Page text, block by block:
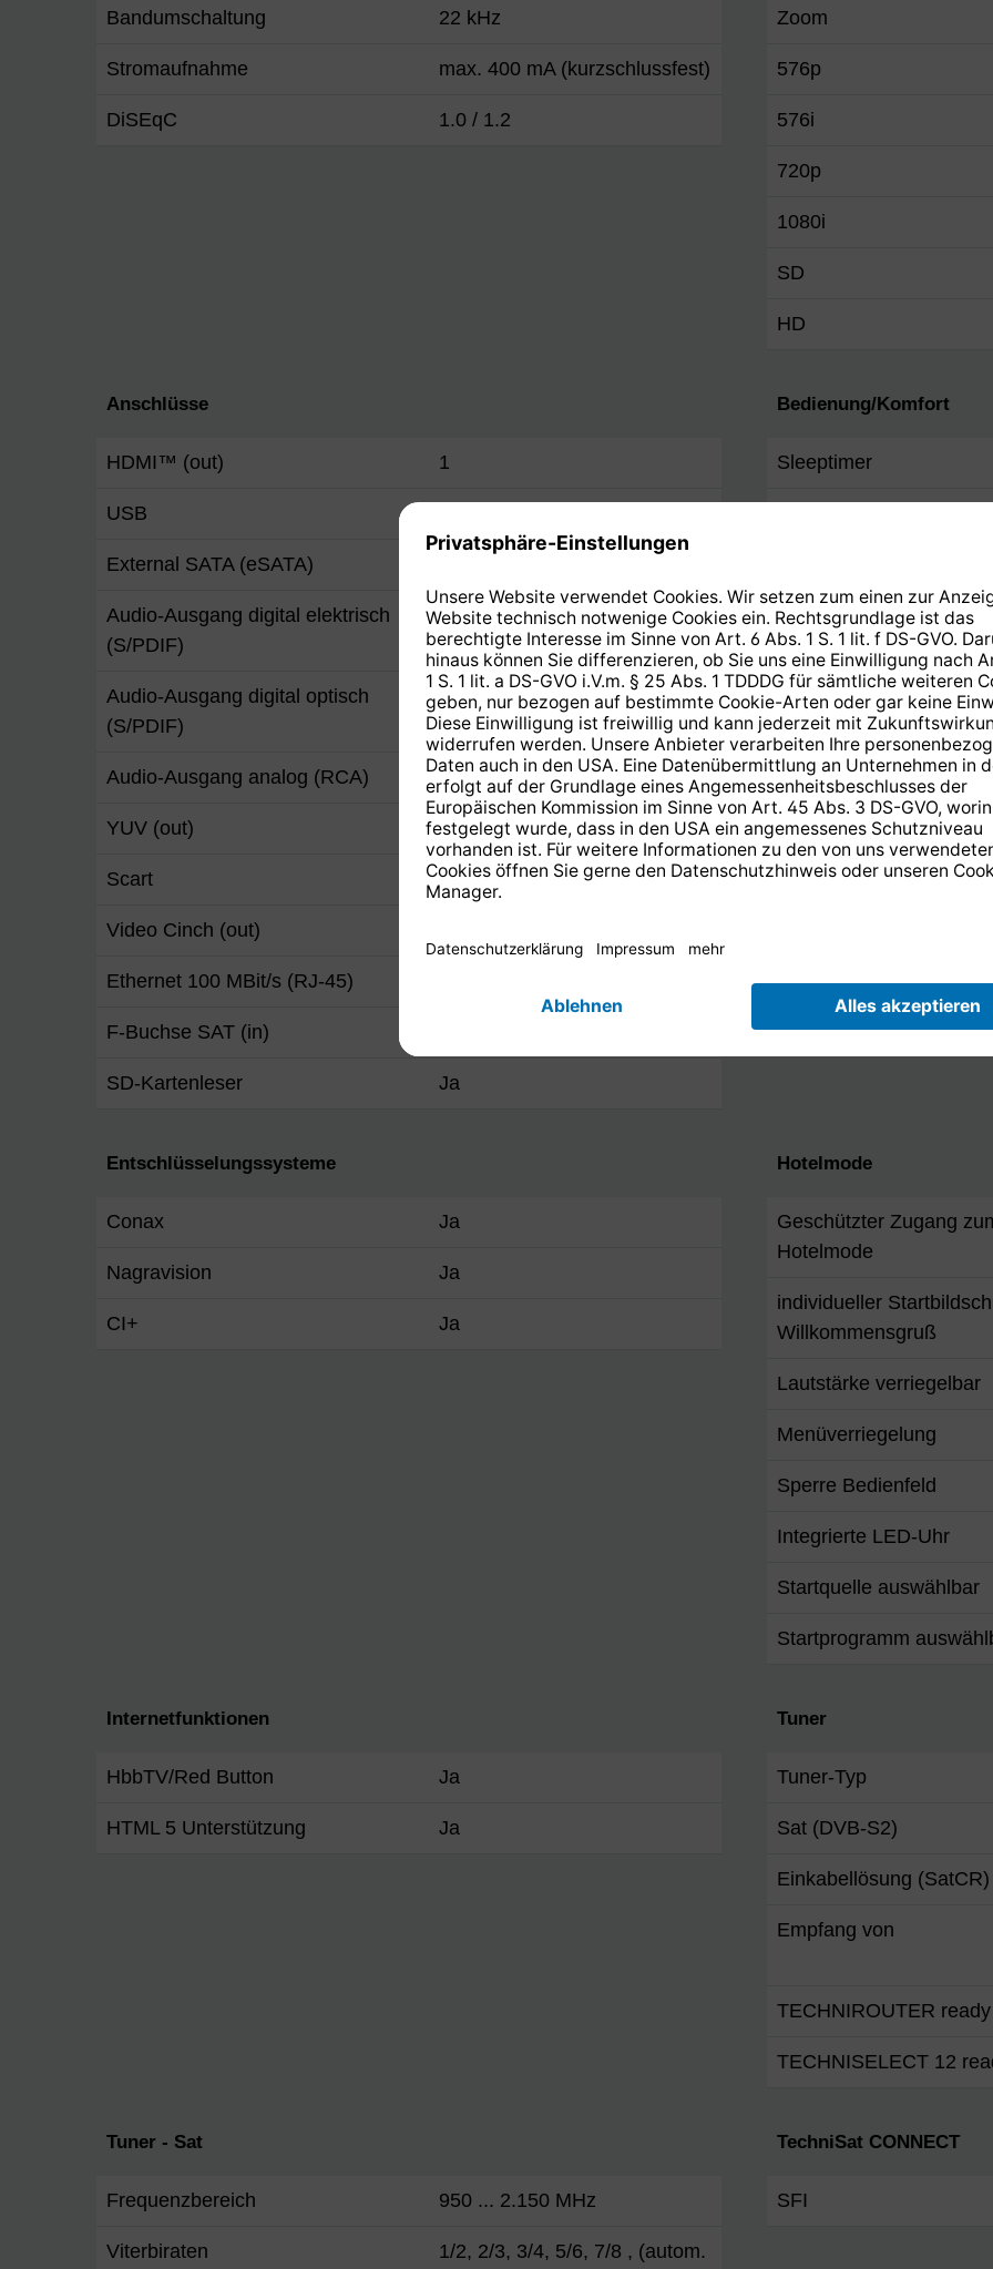
Bandumschaltung 22 kHz
Stromaufnahme max. 400 mA (kurzschlussfest)
DiSEqC 1.0 / 1.2
Zoom
576p
576i
720p
1080i
SD
HD
Anschlüsse
HDMI™ (out) 1
USB
External SATA (eSATA)
Audio-Ausgang digital elektrisch
(S/PDIF)
Ja
Audio-Ausgang digital optisch
(S/PDIF)
Ja
Audio-Ausgang analog (RCA) Ja (rechts / links)
YUV (out) 1
Scart 1
Video Cinch (out)
Ethernet 100 MBit/s (RJ-45)
F-Buchse SAT (in)
SD-Kartenleser Ja
Bedienung/Komfort
Sleeptimer
Entschlüsselungssysteme
Conax Ja
Nagravision Ja
CI+ Ja
Hotelmode
Geschützter Zugang
Hotelmode
individueller
Willkommensgruß
Lautstärke verriegelbar
Menüverriegelung
Sperre Bedienfeld
Integrierte LED-Uhr
Startquelle auswählbar
Startprogramm
Internetfunktionen
HbbTV/Red Button Ja
HTML 5 Unterstützung Ja
Tuner
Tuner-Typ
Sat (DVB-S2)
Einkabellösung (SatCR)
Empfang von
TECHNIROUTER ready
TECHNISELECT 12
Tuner - Sat
Frequenzbereich 950 ... 2.150 MHz
Viterbiraten 1/2, 2/3, 3/4, 5/6, 7/8 , (autom.
TechniSat CONNECT
SFI